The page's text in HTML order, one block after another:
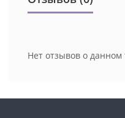
Нет отзывов о данном